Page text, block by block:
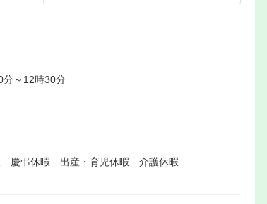
分～12時30分
弔休暇 出産・育児休暇 介護休暇